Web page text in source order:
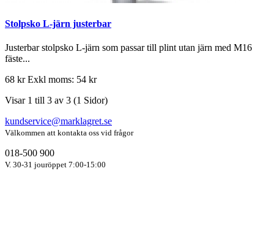
Stolpsko L-järn justerbar
Justerbar stolpsko L-järn som passar till plint utan järn med M16
fäste...
68 krExkl moms: 54 kr
Visar 1 till 3 av 3 (1 Sidor)
kundservice@marklagret.se
Välkommen att kontakta oss vid frågor
018-500 900
V. 30-31 jouröppet 7:00-15:00